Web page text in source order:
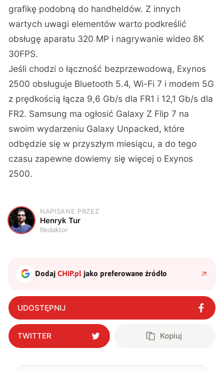
grafikę podobną do handheldów. Z innych
wartych uwagi elementów warto podkreślić
obsługę aparatu 320 MP i nagrywanie wideo 8K
30FPS.
Jeśli chodzi o łączność bezprzewodową, Exynos
2500 obsługuje Bluetooth 5.4, Wi-Fi 7 i modem 5G
z prędkością łącza 9,6 Gb/s dla FR1 i 12,1 Gb/s dla
FR2. Samsung ma ogłosić Galaxy Z Flip 7 na
swoim wydarzeniu Galaxy Unpacked, które
odbędzie się w przyszłym miesiącu, a do tego
czasu zapewne dowiemy się więcej o Exynos
2500.
H
NAPISANE PRZEZ
Henryk Tur
Redaktor
DodajCHIP.pl jako preferowane źródło
UDOSTĘPNIJ
TWITTER Kopiuj